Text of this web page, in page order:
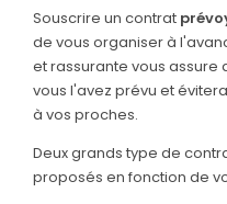
Nos monuments
Nos urnes funéraires
Rapatriement
Services aux familles
Souscrire un contrat
de vous organiser à
et rassurante vous
vous l'avez prévu et
à vos proches.
Deux grands type de
proposés en fonction de